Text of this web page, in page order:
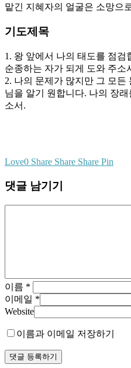
맡긴 지혜자의 얼굴은 소망으
기도제목
1. 왕 앞에서 나의 태도를 점검
순종하는 자가 되게 도와 주소
2. 나의 문제가 많지만 그 모
님을 알기 원합니다. 나의 장
소서.
Love0 Share Share Share Pin
댓글 남기기
이름 *
이메일 *
Website
이름과 이메일 저장하기